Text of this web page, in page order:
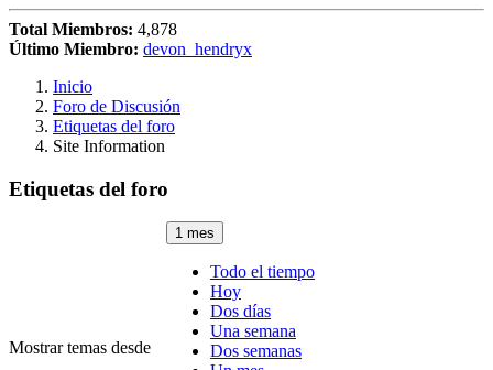
Total Miembros: 4,878
Último Miembro: devon_hendryx
Inicio
Foro de Discusión
Etiquetas del foro
Site Information
Etiquetas del foro
Mostrar temas desde
1 mes
Todo el tiempo
Hoy
Dos días
Una semana
Dos semanas